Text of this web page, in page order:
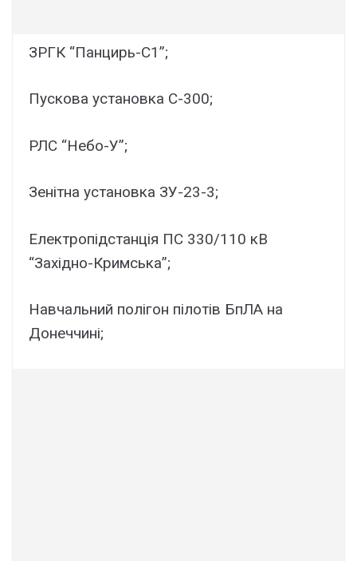
ЗРГК “Панцирь-С1”;
Пускова установка С-300;
РЛС “Небо-У”;
Зенітна установка ЗУ-23-3;
Електропідстанція ПС 330/110 кВ
“Західно-Кримська”;
Навчальний полігон пілотів БпЛА на
Донеччині;